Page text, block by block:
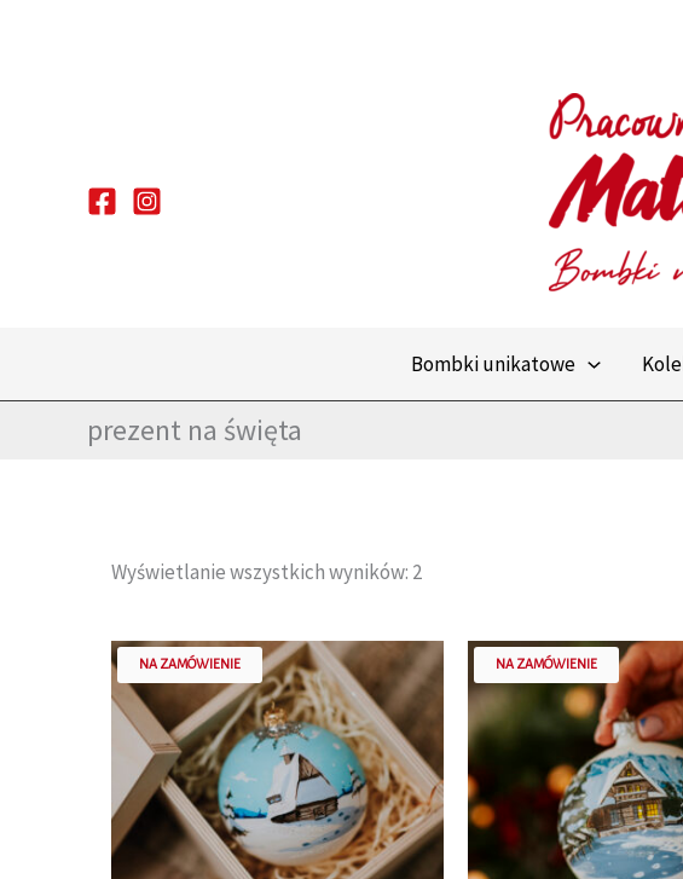
Bombki unikatowe
prezent na święta
Wyświetlanie wszystkich wyników: 2
NA ZAMÓWIENIE NA ZAMÓWIENIE